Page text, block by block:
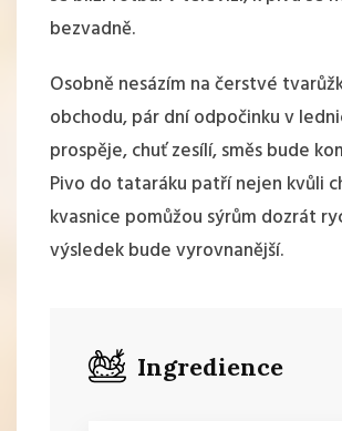
bezvadně.
Osobně nesázím na čerstvé
obchodu, pár dní odpočinku v
prospěje, chuť zesílí, směs bude
Pivo do tataráku patří nejen kvůli
kvasnice pomůžou sýrům dozrát
výsledek bude vyrovnanější.
Ingredience